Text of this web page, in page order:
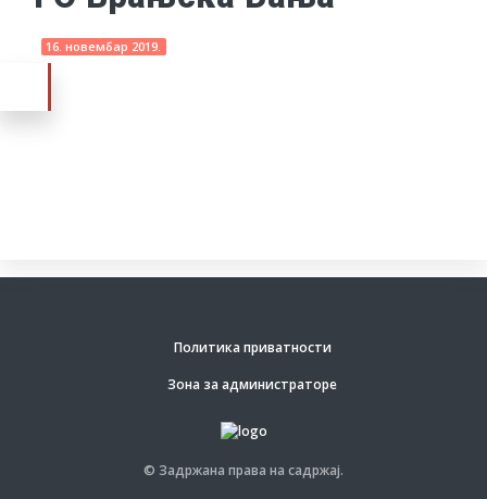
16. новембар 2019.
Политика приватности
Зона за администраторе
© Задржана права на садржај.